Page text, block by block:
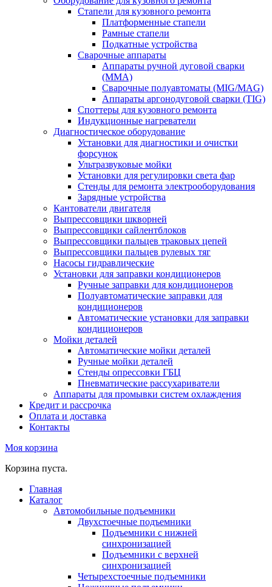
Стапели для кузовного ремонта
Платформенные стапели
Рамные стапели
Подкатные устройства
Сварочные аппараты
Аппараты ручной дуговой сварки
(MMA)
Сварочные полуавтоматы (MIG/MAG)
Аппараты аргонодуговой сварки (TIG)
Споттеры для кузовного ремонта
Индукционные нагреватели
Диагностическое оборудование
Установки для диагностики и очистки
форсунок
Ультразвуковые мойки
Установки для регулировки света фар
Стенды для ремонта электрооборудования
Зарядные устройства
Кантователи двигателя
Выпрессовщики шкворней
Выпрессовщики сайлентблоков
Выпрессовщики пальцев траковых цепей
Выпрессовщики пальцев рулевых тяг
Насосы гидравлические
Установки для заправки кондиционеров
Ручные заправки для кондиционеров
Полуавтоматические заправки для
кондиционеров
Автоматические установки для заправки
кондиционеров
Мойки деталей
Автоматические мойки деталей
Ручные мойки деталей
Стенды опрессовки ГБЦ
Пневматические рассухариватели
Аппараты для промывки систем охлаждения
Кредит и рассрочка
Оплата и доставка
Контакты
Моя корзина
Корзина пуста.
Главная
Каталог
Автомобильные подъемники
Двухстоечные подъемники
Подъемники с нижней
синхронизацией
Подъемники с верхней
синхронизацией
Четырехстоечные подъемники